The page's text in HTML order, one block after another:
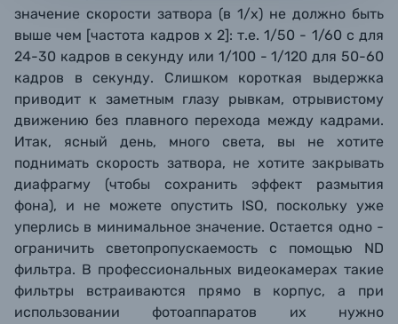
значение скорости затвора (в 1/x) не должно быть
выше чем [частота кадров х 2]: т.е. 1/50 - 1/60 с для
24-30 кадров в секунду или 1/100 - 1/120 для 50-60
кадров в секунду. Слишком короткая выдержка
приводит к заметным глазу рывкам, отрывистому
движению без плавного перехода между кадрами.
Итак, ясный день, много света, вы не хотите
поднимать скорость затвора, не хотите закрывать
диафрагму (чтобы сохранить эффект размытия
фона), и не можете опустить ISO, поскольку уже
уперлись в минимальное значение. Остается одно -
ограничить светопропускаемость с помощью ND
фильтра. В профессиональных видеокамерах такие
фильтры встраиваются прямо в корпус, а при
использовании фотоаппаратов их нужно